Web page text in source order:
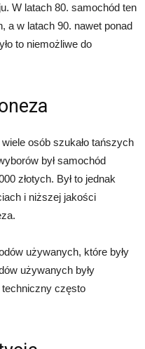
W latach 80. samochód ten
a w latach 90. nawet ponad
to niemożliwe do
osób szukało tańszych
był samochód
złotych. Był to jednak
i niższej jakości
używanych, które były
używanych były
często